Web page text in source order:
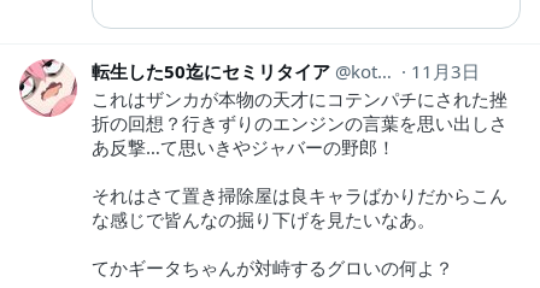
転生した50迄にセミリタイア kotahinshi2
11月3日
これはザンカが本物の天才にコテンパチにされた挫
折の回想？行きずりのエンジンの言葉を思い出しさ
あ反撃…て思いきやジャバーの野郎！
それはさて置き掃除屋は良キャラばかりだからこん
な感じで皆んなの掘り下げを見たいなあ。
てかギータちゃんが対峙するグロいの何よ？